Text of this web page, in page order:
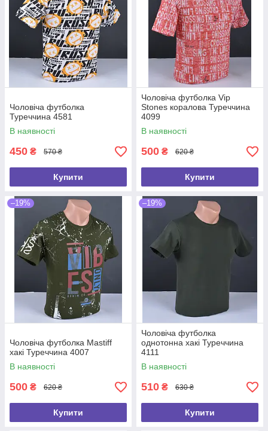
Чоловіча футболка
Туреччина 4581
В наявності
450 ₴ 570 ₴
Купити
Чоловіча футболка Vip
Stones коралова Туреччина
4099
В наявності
500 ₴ 620 ₴
Купити
–19%
Чоловіча футболка Mastiff
хакі Туреччина 4007
В наявності
500 ₴ 620 ₴
Купити
–19%
Чоловіча футболка
однотонна хакі Туреччина
4111
В наявності
510 ₴ 630 ₴
Купити